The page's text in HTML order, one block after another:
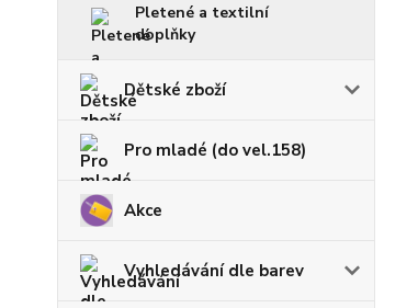
Pletené a textilní
doplňky
Dětské zboží
Pro mladé (do vel.158)
Akce
Vyhledávání dle barev